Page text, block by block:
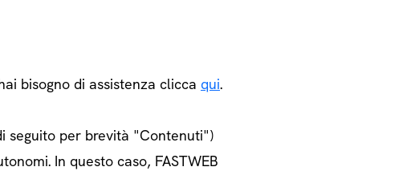
bisogno di assistenza clicca qui.
seguito per brevità "Contenuti")
In questo caso, FASTWEB